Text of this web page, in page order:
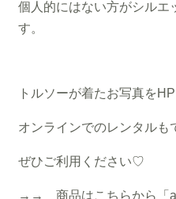
個人的にはない方がシルエ
す。
トルソーが着たお写真を
オンラインでのレンタルも
ぜひご利用ください♡
→→ 商品はこちらから「